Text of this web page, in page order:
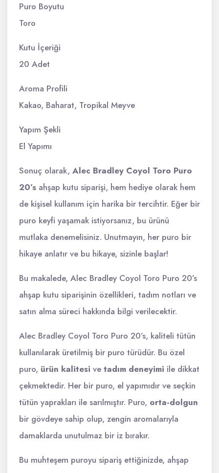
Puro Boyutu
Toro
Kutu İçeriği
20 Adet
Aroma Profili
Kakao, Baharat, Tropikal Meyve
Yapım Şekli
El Yapımı
Sonuç olarak, Alec Bradley Coyol Toro Puro
20’s ahşap kutu siparişi, hem hediye olarak hem
de kişisel kullanım için harika bir tercihtir. Eğer bir
puro keyfi yaşamak istiyorsanız, bu ürünü
mutlaka denemelisiniz. Unutmayın, her puro bir
hikaye anlatır ve bu hikaye, sizinle başlar!
Bu makalede, Alec Bradley Coyol Toro Puro 20’s
ahşap kutu siparişinin özellikleri, tadım notları ve
satın alma süreci hakkında bilgi verilecektir.
Alec Bradley Coyol Toro Puro 20’s, kaliteli tütün
kullanılarak üretilmiş bir puro türüdür. Bu özel
puro, ürün kalitesi ve tadım deneyimi ile dikkat
çekmektedir. Her bir puro, el yapımıdır ve seçkin
tütün yaprakları ile sarılmıştır. Puro, orta-dolgun
bir gövdeye sahip olup, zengin aromalarıyla
damaklarda unutulmaz bir iz bırakır.
Bu muhteşem puroyu sipariş ettiğinizde, ahşap